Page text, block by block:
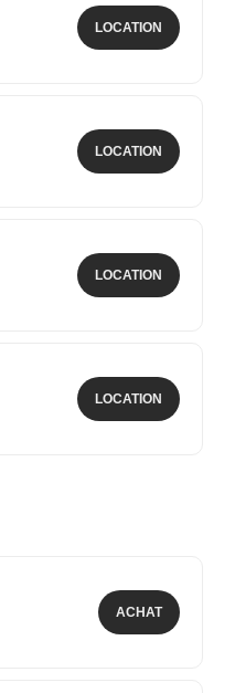
LOCATION
LOCATION
LOCATION
LOCATION
ACHAT